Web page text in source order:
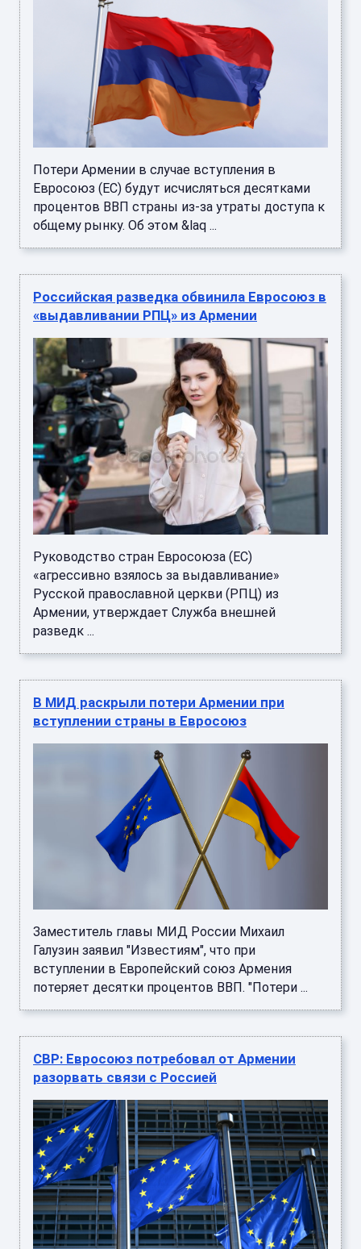
Потери Армении в случае вступления в
Евросоюз (ЕС) будут исчисляться десятками
процентов ВВП страны из-за утраты доступа к
общему рынку. Об этом &laq ...
Российская разведка обвинила Евросоюз в
«выдавливании РПЦ» из Армении
Руководство стран Евросоюза (ЕС)
«агрессивно взялось за выдавливание»
Русской православной церкви (РПЦ) из
Армении, утверждает Служба внешней
разведк ...
В МИД раскрыли потери Армении при
вступлении страны в Евросоюз
Заместитель главы МИД России Михаил
Галузин заявил "Известиям", что при
вступлении в Европейский союз Армения
потеряет десятки процентов ВВП. "Потери ...
СВР: Евросоюз потребовал от Армении
разорвать связи с Россией